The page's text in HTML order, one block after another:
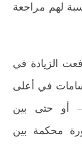
لهم مراجعة
الزيادة في
في أعلى
– أو حتى بين
محكمة بين